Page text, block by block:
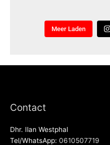
Meer Laden
Contact
Dhr. Ilan Westphal
Tel/WhatsApp: 0610507719